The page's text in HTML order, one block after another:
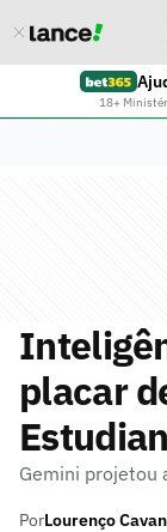
18+
placar
Gemini projetou
PorLourenço